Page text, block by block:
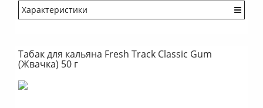
Характеристики
Аромат: Свежий
Аромат: Ягодный
Аромат: Сладкий
Аромат: Фруктовый
Табак для кальяна Fresh Track Classic Gum
(Жвачка) 50 г